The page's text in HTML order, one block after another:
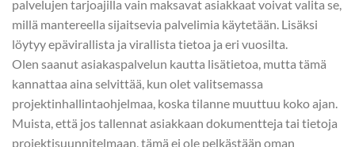
palvelujen tarjoajilla vain maksavat asiakkaat voivat valita se,
millä mantereella sijaitsevia palvelimia käytetään. Lisäksi
löytyy epävirallista ja virallista tietoa ja eri vuosilta.
Olen saanut asiakaspalvelun kautta lisätietoa, mutta tämä
kannattaa aina selvittää, kun olet valitsemassa
projektinhallintaohjelmaa, koska tilanne muuttuu koko ajan.
Muista, että jos tallennat asiakkaan dokumentteja tai tietoja
projektisuunnitelmaan, tämä ei ole pelkästään oman